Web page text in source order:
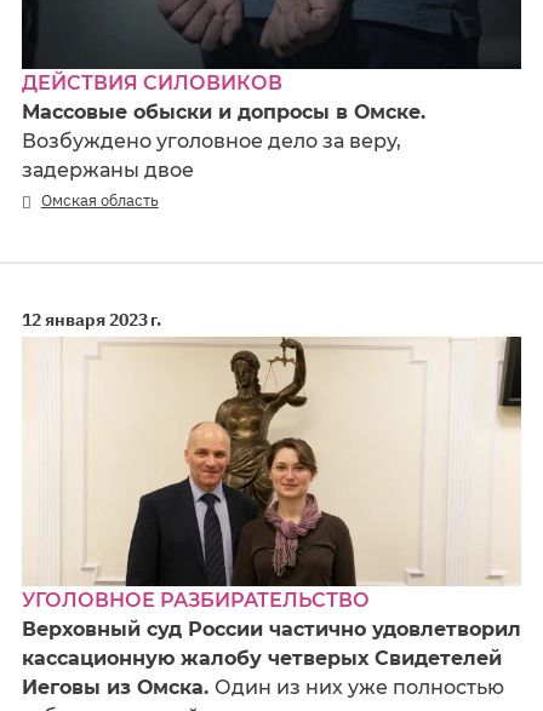
ДЕЙСТВИЯ СИЛОВИКОВ
Массовые обыски и допросы в Омске.
Возбуждено уголовное дело за веру,
задержаны двое
Омская область
12 января 2023 г.
УГОЛОВНОЕ РАЗБИРАТЕЛЬСТВО
Верховный суд России частично удовлетворил
кассационную жалобу четверых Свидетелей
Иеговы из Омска. Один из них уже полностью